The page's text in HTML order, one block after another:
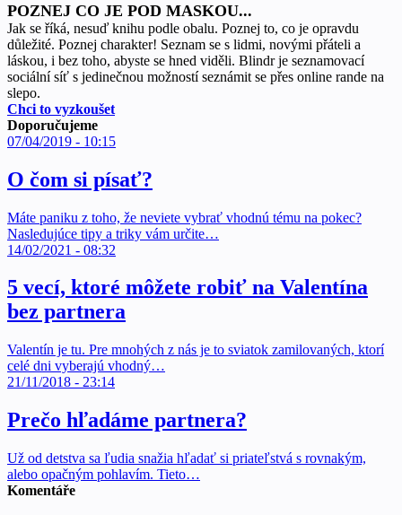
POZNEJ CO JE POD MASKOU...
Jak se říká, nesuď knihu podle obalu. Poznej to, co je opravdu
důležité. Poznej charakter! Seznam se s lidmi, novými přáteli a
láskou, i bez toho, abyste se hned viděli. Blindr je seznamovací
sociální síť s jedinečnou možností seznámit se přes online rande na
slepo.
Chci to vyzkoušet
Doporučujeme
07/04/2019 - 10:15
O čom si písať?
Máte paniku z toho, že neviete vybrať vhodnú tému na pokec?
Nasledujúce tipy a triky vám určite…
14/02/2021 - 08:32
5 vecí, ktoré môžete robiť na Valentína
bez partnera
Valentín je tu. Pre mnohých z nás je to sviatok zamilovaných, ktorí
celé dni vyberajú vhodný…
21/11/2018 - 23:14
Prečo hľadáme partnera?
Už od detstva sa ľudia snažia hľadať si priateľstvá s rovnakým,
alebo opačným pohlavím. Tieto…
Komentáře